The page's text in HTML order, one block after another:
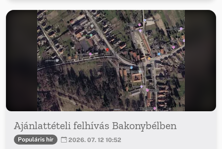
Ajánlattételi felhívás Bakonybélben
Populáris hír 2026. 07. 12 10:52